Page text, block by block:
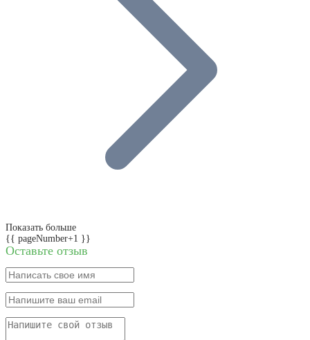
Показать больше
{{ pageNumber+1 }}
Оставьте отзыв